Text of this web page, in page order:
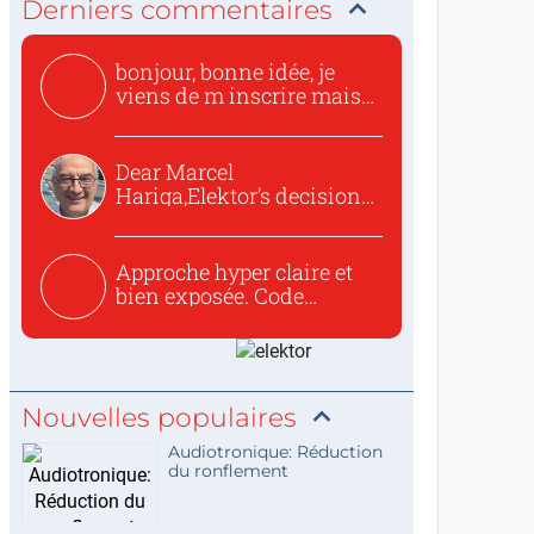
Derniers commentaires
bonjour, bonne idée, je
viens de m inscrire mais
Dear Marcel
Hariga,Elektor’s decision
Approche hyper claire et
bien exposée. Code
Nouvelles populaires
Audiotronique: Réduction
du ronflement